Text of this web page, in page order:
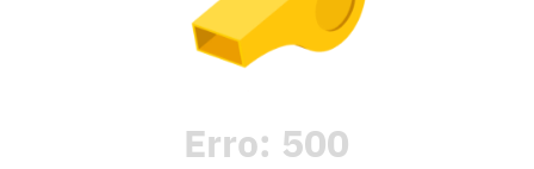
Erro: 500